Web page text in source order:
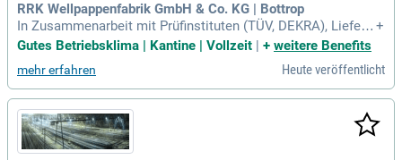
RRK Wellpappenfabrik GmbH & Co. KG | Bottrop
In Zusammenarbeit mit Prüfinstituten (TÜV, DEKRA), Liefera
nten und Maschinenherstellern zur Gewährleistung des Arbe
d Inspektionen an Maschinen und Anlagen; Beratung bei der
Erstellung von Investitionsplänen
+
Gutes Betriebsklima | Kantine | Vollzeit | + weitere Benefits
mehr erfahren Heute veröffentlicht